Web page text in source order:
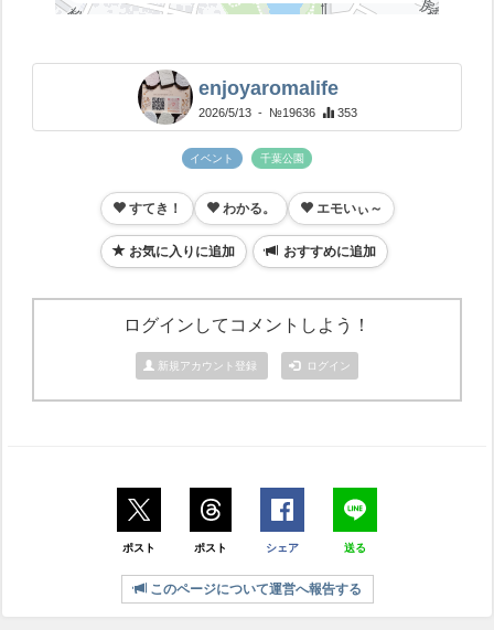
enjoyaromalife
2026/5/13 - №19636 353
イベント 千葉公園
すてき！ わかる。 エモいぃ～
お気に入りに追加 おすすめに追加
ログインしてコメントしよう！
新規アカウント登録 ログイン
ポスト ポスト シェア 送る
このページについて運営へ報告する